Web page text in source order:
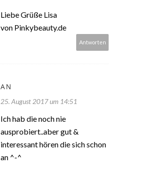
Liebe Grüße Lisa
von Pinkybeauty.de
Antworten
AN
25. August 2017 um 14:51
Ich hab die noch nie
ausprobiert..aber gut &
interessant hören die sich schon
an ^-^